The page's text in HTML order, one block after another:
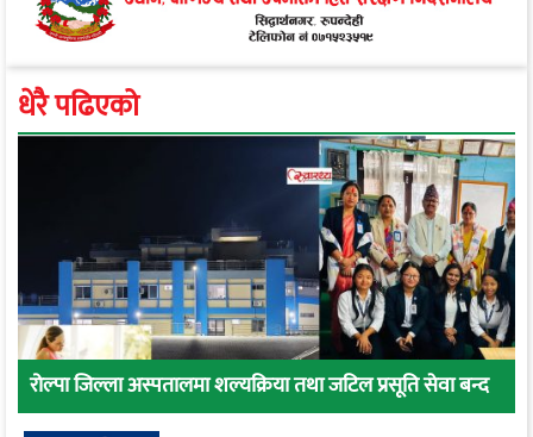
धेरै पढिएको
रोल्पा जिल्ला अस्पतालमा शल्यक्रिया तथा जटिल प्रसूति सेवा बन्द